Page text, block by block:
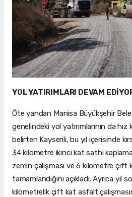
YOL YATIRIMLARI DEVAM
Öte yandan Manisa Büyükşehir
genelindeki yol yatırımlarının da
belirten Kayserili, bu yıl içerisinde
34 kilometre ikinci kat sathi
zemin çalışması ve 6 kilometre çift
tamamlandığını açıkladı. Ayrıca yıl
kilometrelik çift kat asfalt